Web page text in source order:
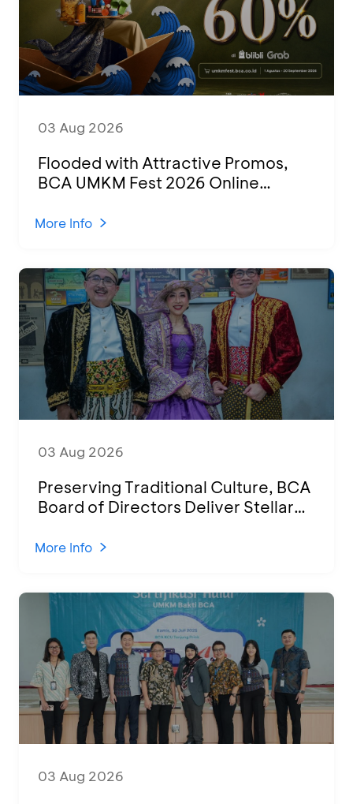
03 Aug 2026
Flooded with Attractive Promos,
BCA UMKM Fest 2026 Online
Various Regions
More Info
03 Aug 2026
Preserving Traditional Culture, BCA
Board of Directors Deliver Stellar
2026
More Info
03 Aug 2026